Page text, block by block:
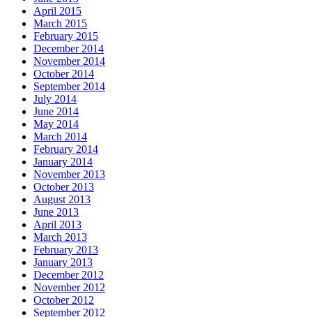
April 2015
March 2015
February 2015
December 2014
November 2014
October 2014
September 2014
July 2014
June 2014
May 2014
March 2014
February 2014
January 2014
November 2013
October 2013
August 2013
June 2013
April 2013
March 2013
February 2013
January 2013
December 2012
November 2012
October 2012
September 2012